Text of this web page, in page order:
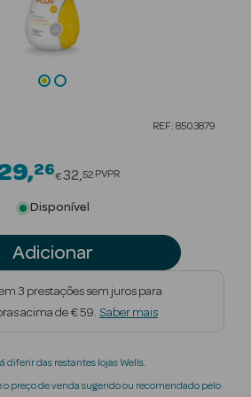
REF: 8503879
26Price reduced from
€32 52 PVPR
Disponível
Adicionar
em 3 prestações sem juros para
acima de € 59. Saber mais
diferir das restantes lojas Wells.
o preço de venda sugerido ou recomendado pelo